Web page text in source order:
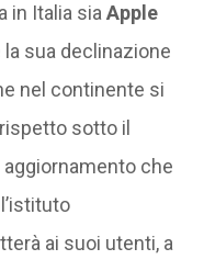
in Italia sia Apple
sua declinazione
nel continente si
sotto il
aggiornamento che
ai suoi utenti, a